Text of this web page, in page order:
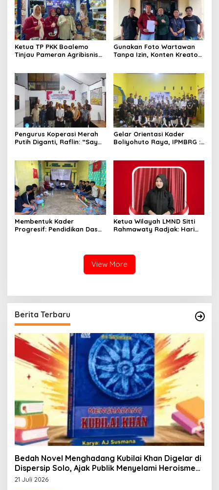
Ketua TP PKK Boalemo
Tinjau Pameran Agribisnis
Gunakan Foto Wartawan
Tanpa Izin, Konten Kreator
Pengurus Koperasi Merah
Putih Diganti, Raflin: “Saya
Gelar Orientasi Kader
Boliyohuto Raya, IPMBRG :
Membentuk Kader
Progresif: Pendidikan Dasar
Ketua Wilayah LMND Sitti
Rahmawaty Radjak: Hari
View More
Berita Terbaru
Bedah Novel Menghadang Kubilai Khan Digelar di
Dispersip Solo, Ajak Publik Menyelami Heroisme
Leluhur Nusantara
21 Juli 2026